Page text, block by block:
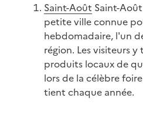
Saint-Août Saint-
petite ville connue
hebdomadaire, l'un
région. Les visiteurs
produits locaux de
lors de la célèbre
tient chaque année.